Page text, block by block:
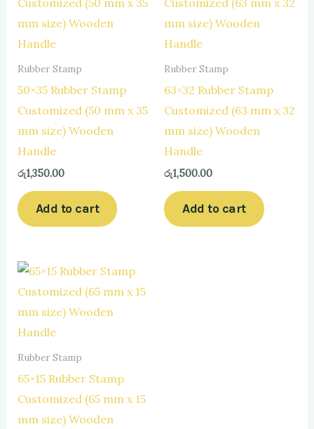
Rubber Stamp
50×35 Rubber Stamp
Customized (50 mm x 35
mm size) Wooden
Handle
රු1,350.00
Add to cart
Rubber Stamp
63×32 Rubber Stamp
Customized (63 mm x 32
mm size) Wooden
Handle
රු1,500.00
Add to cart
Rubber Stamp
65×15 Rubber Stamp
Customized (65 mm x 15
mm size) Wooden